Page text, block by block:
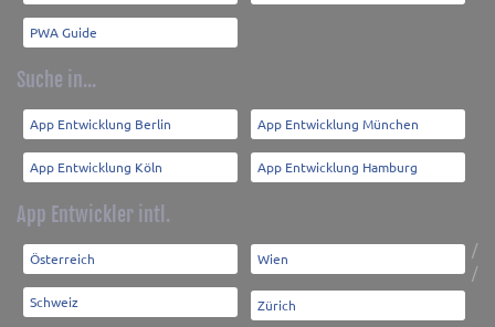
PWA Guide
Suche in...
App Entwicklung Berlin App Entwicklung München
App Entwicklung Köln App Entwicklung Hamburg
App Entwickler intl.
Österreich /
Wien
Schweiz
/
Zürich